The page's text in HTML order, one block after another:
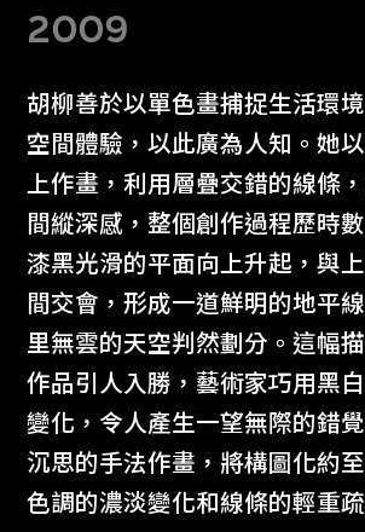
2009
胡柳善於以單色畫捕捉生活環
空間體驗，以此廣為人知。她
上作畫，利用層疊交錯的線條
間縱深感，整個創作過程歷時
漆黑光滑的平面向上升起，與
間交會，形成一道鮮明的地平
里無雲的天空判然劃分。這幅
作品引人入勝，藝術家巧用黑
變化，令人產生一望無際的錯
沉思的手法作畫，將構圖化約
色調的濃淡變化和線條的輕重疏